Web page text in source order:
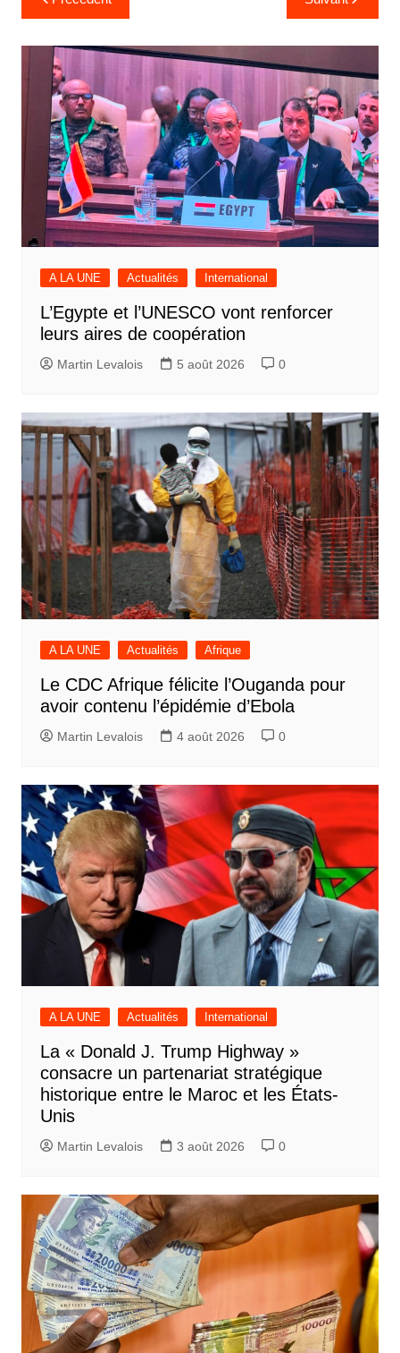
de
l’article
A LA UNE Actualités International
L’Egypte et l’UNESCO vont renforcer
leurs aires de coopération
Martin Levalois 5 août 2026 0
A LA UNE Actualités Afrique
Le CDC Afrique félicite l’Ouganda pour
avoir contenu l’épidémie d’Ebola
Martin Levalois 4 août 2026 0
A LA UNE Actualités International
La « Donald J. Trump Highway »
consacre un partenariat stratégique
historique entre le Maroc et les États-
Unis
Martin Levalois 3 août 2026 0